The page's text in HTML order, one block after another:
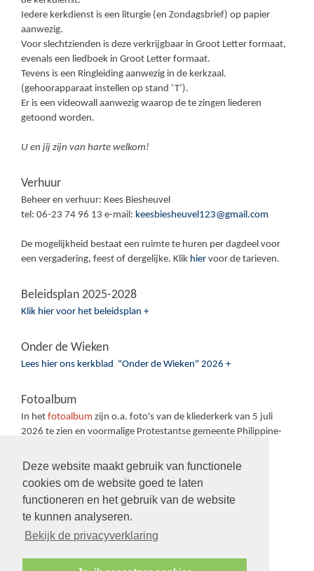
Deze website maakt gebruik van functionele
cookies om de website goed te laten
functioneren en het gebruik van de website
te kunnen analyseren.
Bekijk de privacyverklaring
Iedere kerkdienst is een liturgie (en Zondagsbrief) op papier
aanwezig.
Voor slechtzienden is deze verkrijgbaar in Groot Letter formaat,
evenals een liedboek in Groot Letter formaat.
Tevens is een Ringleiding aanwezig in de kerkzaal.
(gehoorapparaat instellen op stand ‘T’).
Er is een videowall aanwezig waarop de te zingen liederen
getoond worden.
U en jij zijn van harte welkom!
Verhuur
Beheer en verhuur: Kees Biesheuvel
tel: 06-23 74 96 13 e-mail: keesbiesheuvel123@gmail.com
De mogelijkheid bestaat een ruimte te huren per dagdeel voor
een vergadering, feest of dergelijke. Klik hier voor de tarieven.
Beleidsplan 2025-2028
Klik hier voor het beleidsplan +
Onder de Wieken
Lees hier ons kerkblad "Onder de Wieken" 2026 +
Fotoalbum
In het fotoalbum zijn o.a. foto's van de kliederkerk van 5 juli
2026 te zien en voormalige Protestantse gemeente Philippine-
Volg ons op: